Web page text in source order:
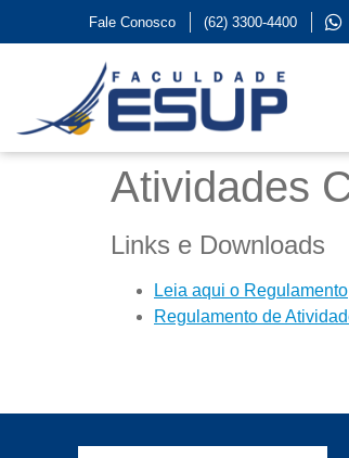
Fale Conosco (62) 3300-4400
Atividades
Links e Downloads
Leia aqui o Regulamento
Regulamento de